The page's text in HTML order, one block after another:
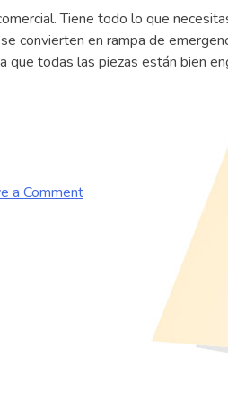
Avión! Tiene todo lo que
convierten en rampa de
todas las piezas están bien
a Commenton